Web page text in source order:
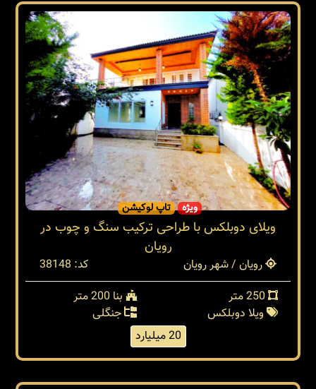
ویژه تاپ لوکیشن
ویلای دوبلکس با طراحی ترکیب سنگ و چوب در
رویان
رویان / شهر رویان
کد: 38148
بنا 200 متر
ویلا دوبلکس
جنگلی
20 میلیارد